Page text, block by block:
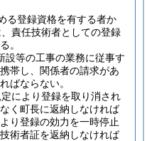
る登録資格を有する者か
責任技術者としての登録
。
設等の工事の業務に従事す
帯し、関係者の請求があ
ばならない。
により登録を取り消され
く町長に返納しなければ
り登録の効力を一時停止
術者証を返納しなければ